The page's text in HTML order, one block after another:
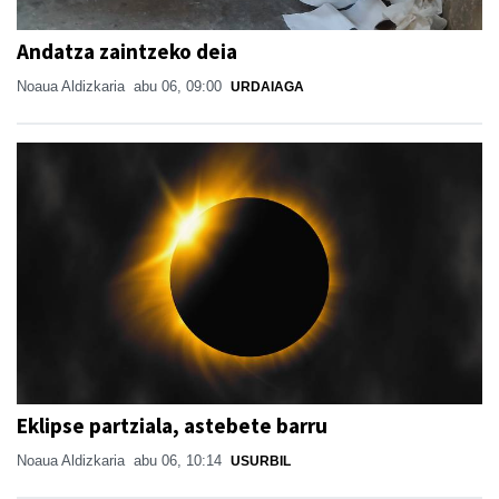
Andatza zaintzeko deia
Noaua Aldizkaria abu 06, 09:00 URDAIAGA
Eklipse partziala, astebete barru
Noaua Aldizkaria abu 06, 10:14 USURBIL